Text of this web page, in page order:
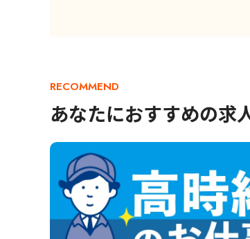
RECOMMEND
あなたにおすすめの求